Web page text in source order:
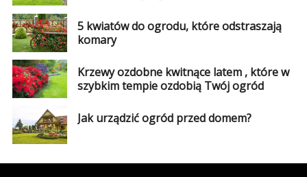
5 kwiatów do ogrodu, które odstraszają
komary
Krzewy ozdobne kwitnące latem , które w
szybkim tempie ozdobią Twój ogród
Jak urządzić ogród przed domem?